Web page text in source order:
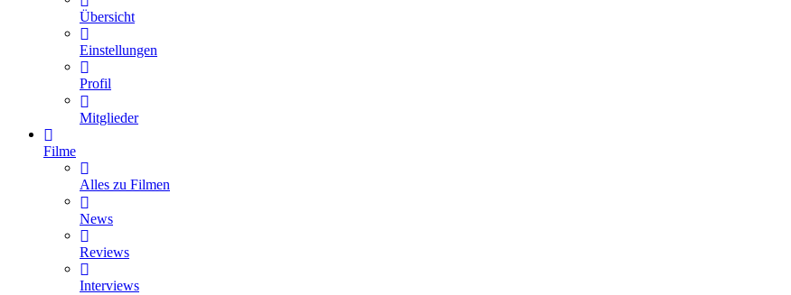
Übersicht
Einstellungen
Profil
Mitglieder
Filme
Alles zu Filmen
News
Reviews
Interviews